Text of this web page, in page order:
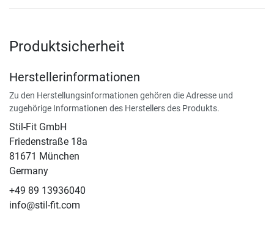
Produktsicherheit
Herstellerinformationen
Zu den Herstellungsinformationen gehören die Adresse und
zugehörige Informationen des Herstellers des Produkts.
Stil-Fit GmbH
Friedenstraße 18a
81671 München
Germany
+49 89 13936040
info@stil-fit.com